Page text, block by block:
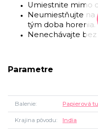
Umiestnite mimo
Neumiestňujte na
tým doba horenia.
Nenechávajte bez
Parametre
Balenie Papierová
Krajina pôvodu India